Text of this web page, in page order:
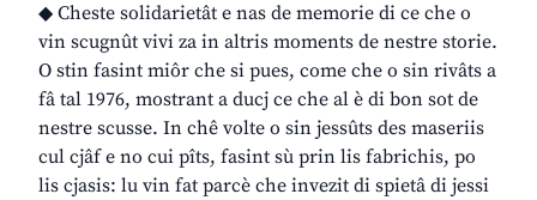
◆ Cheste solidarietât e nas de memorie di ce che o
vin scugnût vivi za in altris moments de nestre storie.
O stin fasint miôr che si pues, come che o sin rivâts a
fâ tal 1976, mostrant a ducj ce che al è di bon sot de
nestre scusse. In chê volte o sin jessûts des maseriis
cul cjâf e no cui pîts, fasint sù prin lis fabrichis, po
lis cjasis: lu vin fat parcè che invezit di spietâ di jessi